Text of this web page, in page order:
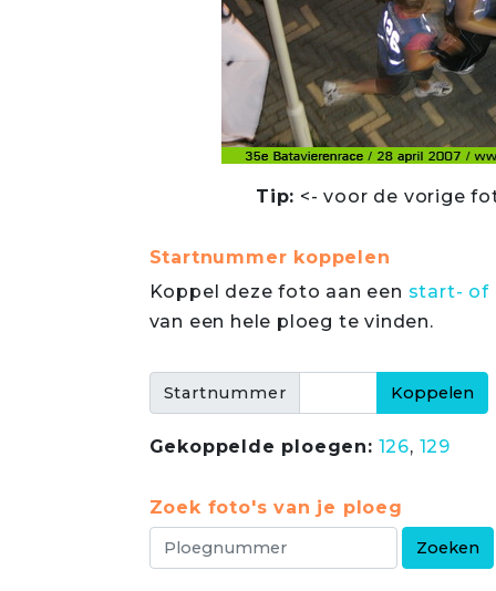
Tip: <- voor de vorige
Startnummer koppelen
Koppel deze foto aan een start- of
van een hele ploeg te vinden.
Startnummer
Gekoppelde ploegen: 126, 129
Zoek foto's van je ploeg